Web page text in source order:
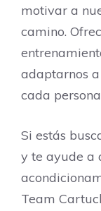
motivar a
camino.
adaptarnos
cada
Si estás
y te ayude a
Team